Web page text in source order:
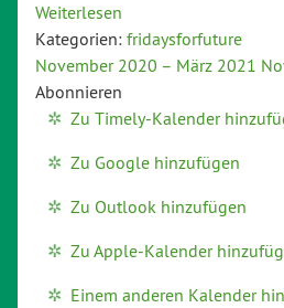
Weiterlesen
Kategorien: fridaysforfuture
November 2020 – März 2021
Abonnieren
Zu Timely-Kalender
Zu Google hinzufügen
Zu Outlook hinzufügen
Zu Apple-Kalender
Einem anderen Kalender